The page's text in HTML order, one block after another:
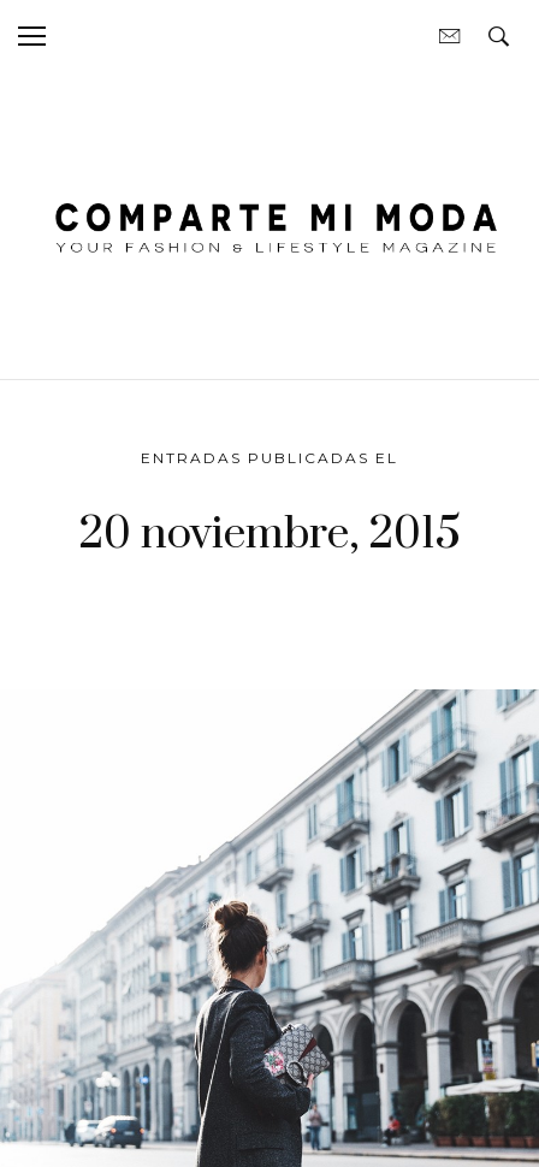
ENTRADAS PUBLICADAS EL
20 noviembre, 2015